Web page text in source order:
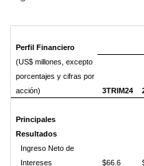
Perfil Financiero
(US$ millones, excepto
porcentajes y cifras por
acción)
3TRIM24
Principales
Resultados
Ingreso Neto de
Intereses
$66.6